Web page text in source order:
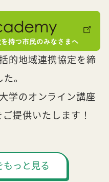
的地域連携協定を締
。
学のオンライン講座
提供いたします！
もっと見る